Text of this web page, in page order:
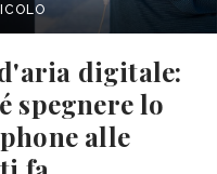
digitale:
spegnere lo
alle